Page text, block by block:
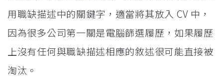
用職缺描述中的關鍵字，適當將其放入 CV 中，
因為很多公司第一關是電腦篩選履歷，如果履歷
上沒有任何與職缺描述相應的敘述很可能直接被
淘汰。